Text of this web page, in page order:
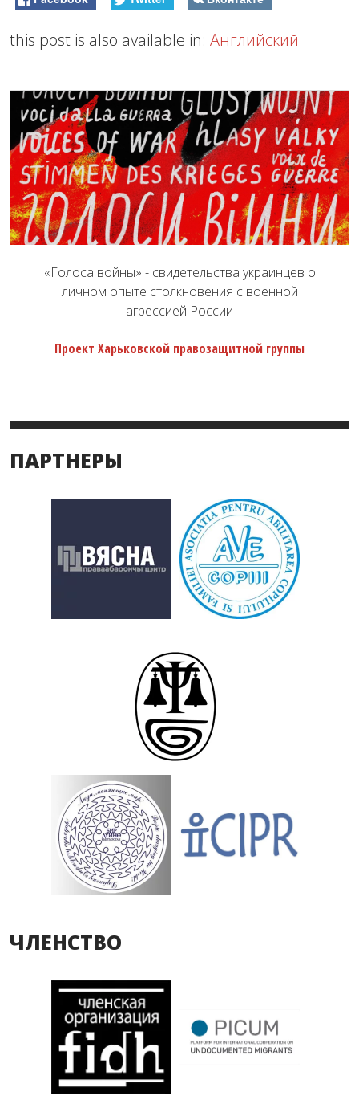
this post is also available in: Английский
«Голоса войны» - свидетельства украинцев о
личном опыте столкновения с военной
агрессией России
Проект Харьковской правозащитной группы
ПАРТНЕРЫ
ЧЛЕНСТВО